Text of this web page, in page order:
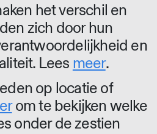
het verschil en
zich door hun
en
Lees meer.
op locatie of
om te bekijken welke
onder de zestien